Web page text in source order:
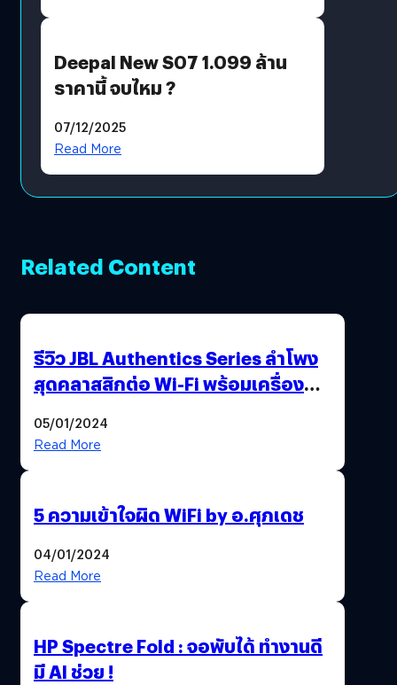
Deepal New S07 1.099 ล้าน
ราคานี้ จบไหม ?
07/12/2025
Read More
Related Content
รีวิว JBL Authentics Series ลำโพง
สุดคลาสสิกต่อ Wi-Fi พร้อมเครื่อง
05/01/2024
Read More
5 ความเข้าใจผิด WiFi by อ.ศุภเดช
04/01/2024
Read More
HP Spectre Fold : จอพับได้ ทำงานดี
มี AI ช่วย !